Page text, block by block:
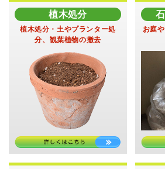
植木処分
植木処分・土やプランター処
分、 観葉植物の撤去
お庭